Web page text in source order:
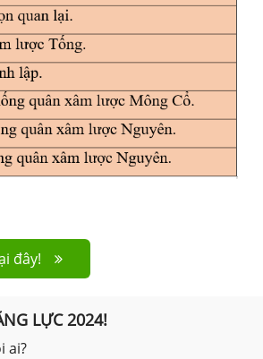
đây!
LỰC 2024!
ai?